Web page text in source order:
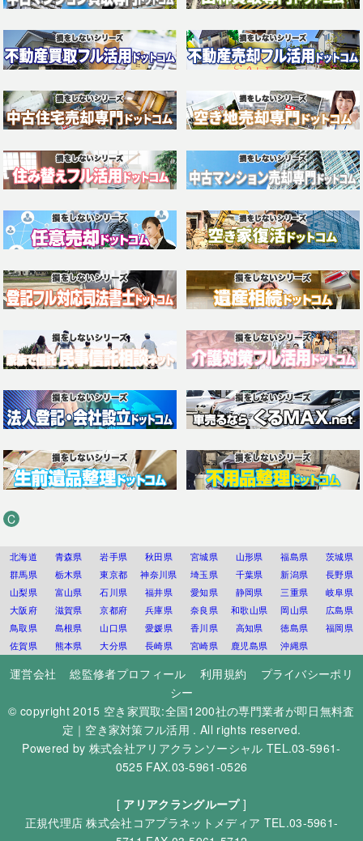
C
北海道 青森県 岩手県 秋田県 宮城県 山形県 福島県
茨城県
群馬県
栃木県 東京都 神奈川県 埼玉県 千葉県 新潟県
長野県
山梨県
富山県 石川県 福井県 愛知県 静岡県 三重県
岐阜県
大阪府
滋賀県 京都府 兵庫県 奈良県 和歌山県 岡山県
広島県
鳥取県
島根県 山口県 愛媛県 香川県 高知県 徳島県
福岡県
佐賀県
熊本県 大分県 長崎県 宮崎県 鹿児島県 沖縄県
運営会社 総監修者プロフィール 利用規約
プライバシーポリ
シー
© copyright 2015 空き家買取:全国1200社の専門業者が即日無料査
定｜空き家対策フル活用 . All rights reserved.
Powered by 株式会社アリアクランソーシャル TEL.03-5961-
0525 FAX.03-5961-0526
[ アリアクラングループ]
正規代理店株式会社コアプラネットメディア TEL.03-5961-